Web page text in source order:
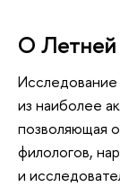
О
из наиболее
позволяющая
филологов,
и